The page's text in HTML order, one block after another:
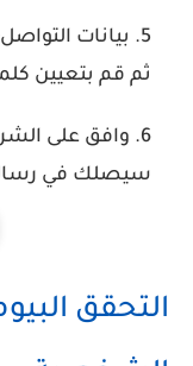
بيانات
ثم قم بتعيين
سيصلك في
التحقق